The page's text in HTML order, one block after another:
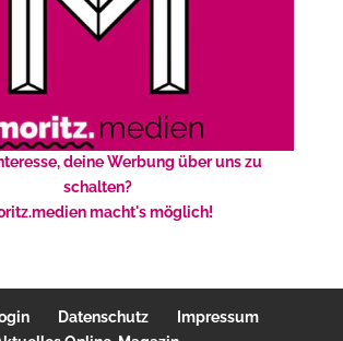
deine Werbung über uns zu
schalten?
macht's möglich!
Datenschutz
Impressum